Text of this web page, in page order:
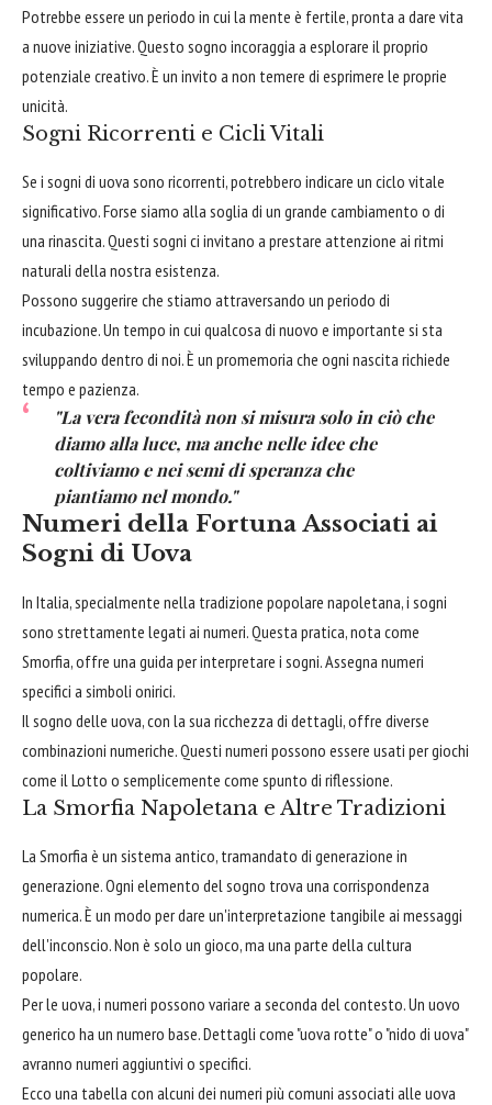
Potrebbe essere un periodo in cui la mente è fertile, pronta a dare vita
a nuove iniziative. Questo sogno incoraggia a esplorare il proprio
potenziale creativo. È un invito a non temere di esprimere le proprie
unicità.
Sogni Ricorrenti e Cicli Vitali
Se i sogni di uova sono ricorrenti, potrebbero indicare un ciclo vitale
significativo. Forse siamo alla soglia di un grande cambiamento o di
una rinascita. Questi sogni ci invitano a prestare attenzione ai ritmi
naturali della nostra esistenza.
Possono suggerire che stiamo attraversando un periodo di
incubazione. Un tempo in cui qualcosa di nuovo e importante si sta
sviluppando dentro di noi. È un promemoria che ogni nascita richiede
tempo e pazienza.
"La vera fecondità non si misura solo in ciò che
diamo alla luce, ma anche nelle idee che
coltiviamo e nei semi di speranza che
piantiamo nel mondo."
Numeri della Fortuna Associati ai
Sogni di Uova
In Italia, specialmente nella tradizione popolare napoletana, i sogni
sono strettamente legati ai numeri. Questa pratica, nota come
Smorfia, offre una guida per interpretare i sogni. Assegna numeri
specifici a simboli onirici.
Il sogno delle uova, con la sua ricchezza di dettagli, offre diverse
combinazioni numeriche. Questi numeri possono essere usati per giochi
come il Lotto o semplicemente come spunto di riflessione.
La Smorfia Napoletana e Altre Tradizioni
La Smorfia è un sistema antico, tramandato di generazione in
generazione. Ogni elemento del sogno trova una corrispondenza
numerica. È un modo per dare un'interpretazione tangibile ai messaggi
dell'inconscio. Non è solo un gioco, ma una parte della cultura
popolare.
Per le uova, i numeri possono variare a seconda del contesto. Un uovo
generico ha un numero base. Dettagli come "uova rotte" o "nido di uova"
avranno numeri aggiuntivi o specifici.
Ecco una tabella con alcuni dei numeri più comuni associati alle uova